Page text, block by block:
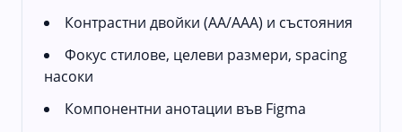
Контрастни двойки (AA/AAA) и състояния
Фокус стилове, целеви размери, spacing
насоки
Компонентни анотации във Figma